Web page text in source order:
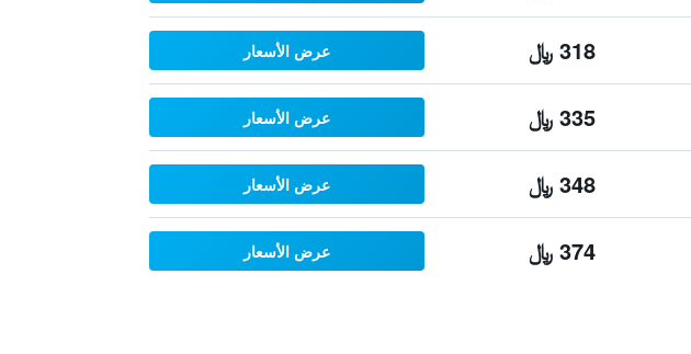
318 ﷼ عرض الأسعار
335 ﷼ عرض الأسعار
348 ﷼ عرض الأسعار
374 ﷼ عرض الأسعار